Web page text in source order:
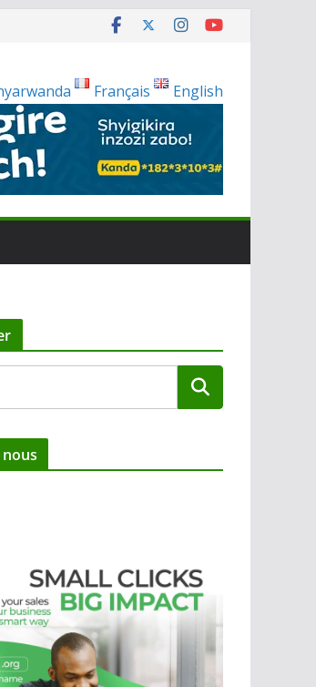
Français English